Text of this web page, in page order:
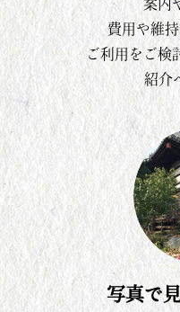
案内
費用や維
ご利用をご検
紹介
写真で